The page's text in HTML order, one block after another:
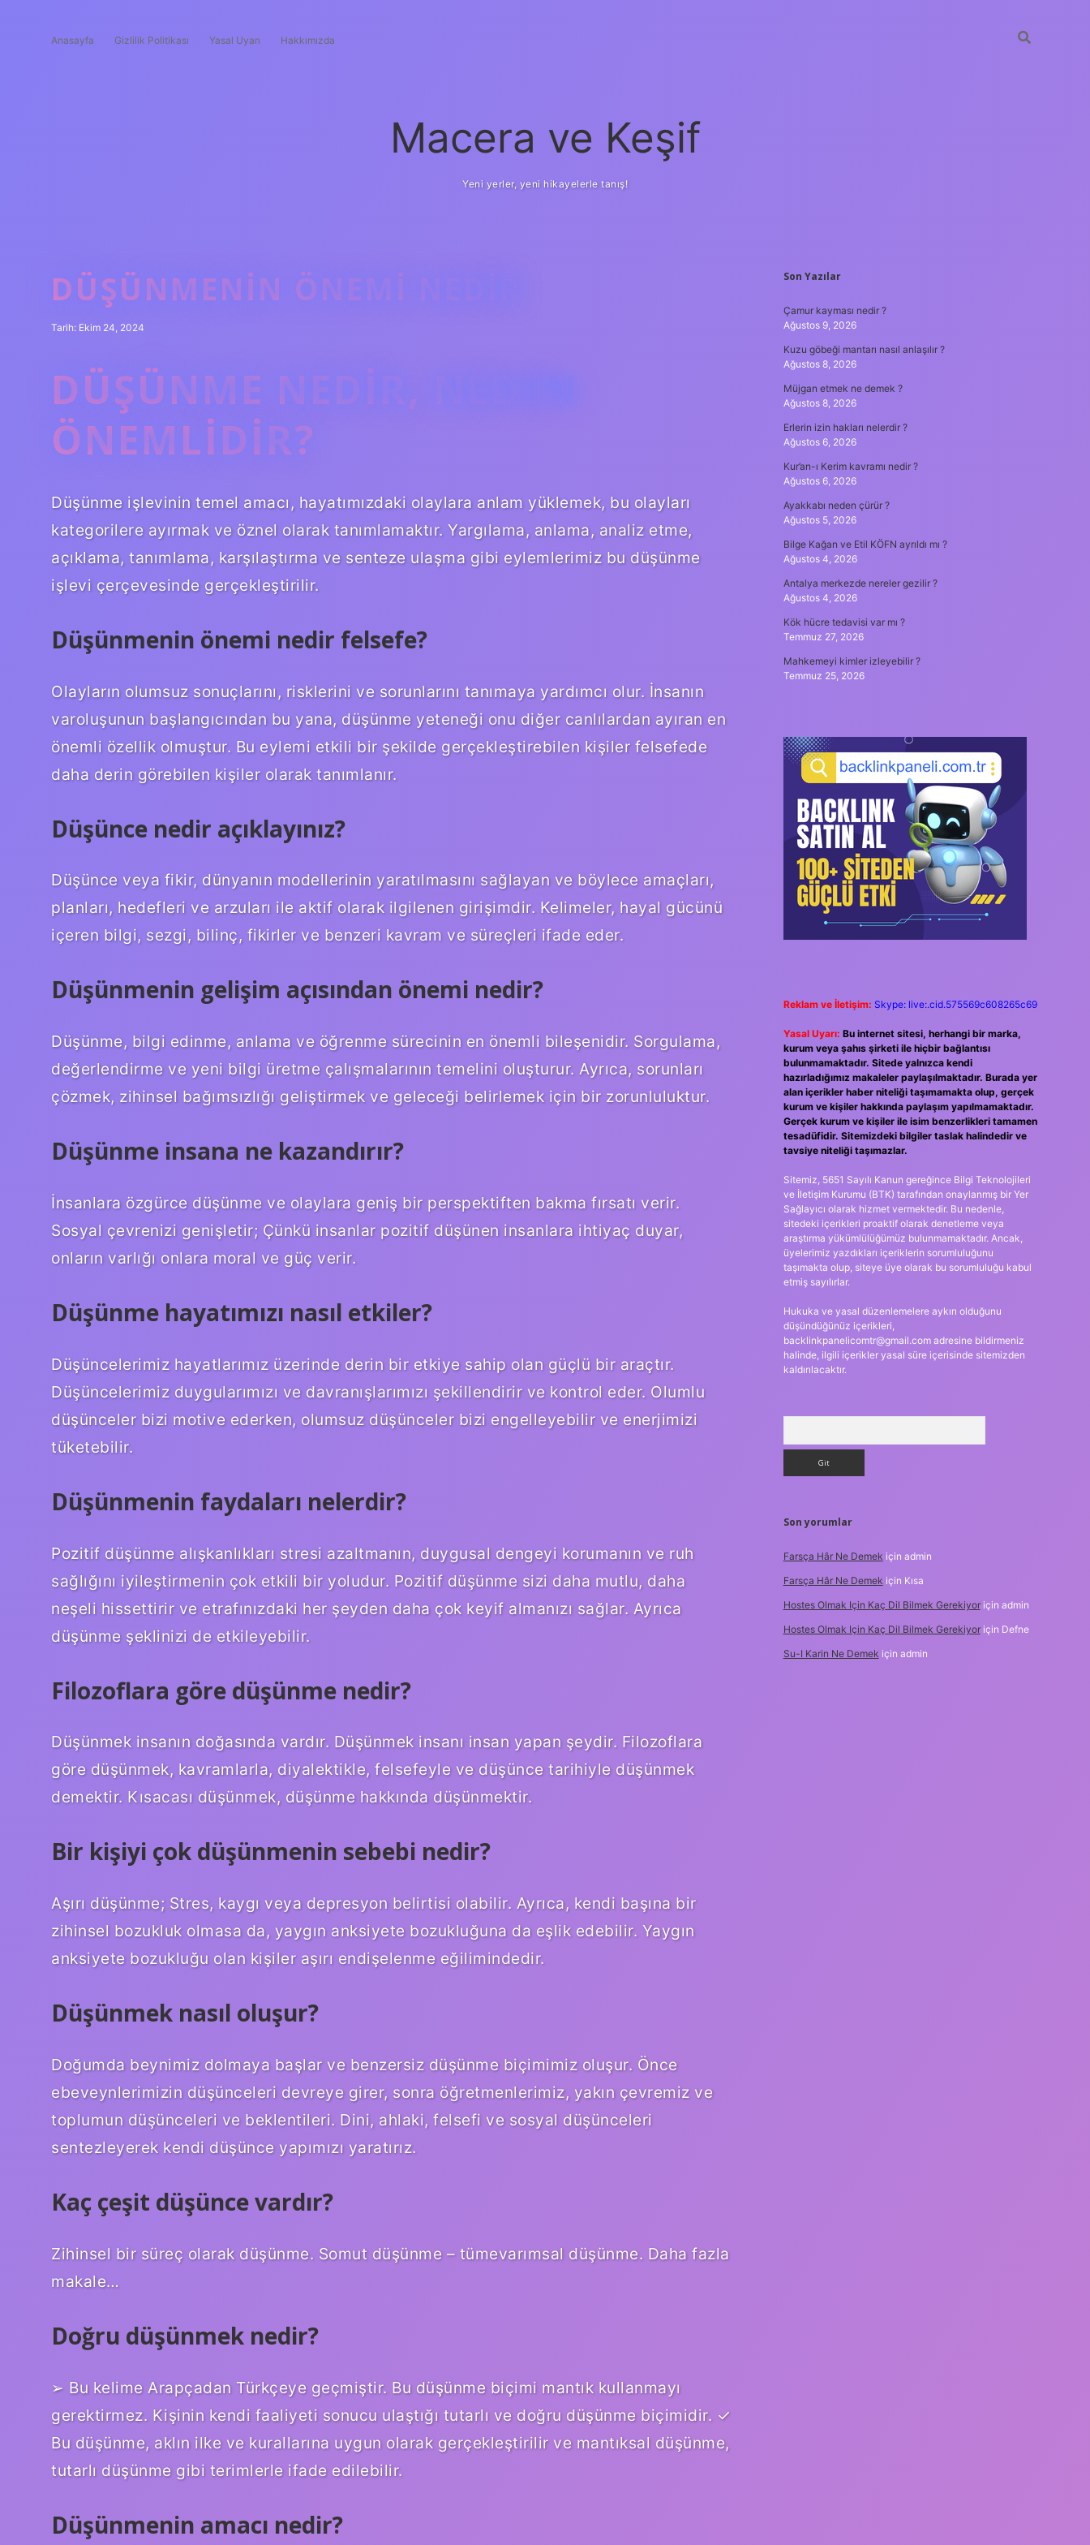
Anasayfa Gizlilik Politikası Yasal Uyarı Hakkımızda
Macera ve Keşif
Yeni yerler, yeni hikayelerle tanış!
DÜŞÜNMENIN ÖNEMI NEDIR
Tarih: Ekim 24, 2024
DÜŞÜNME NEDIR, NEDEN
ÖNEMLIDIR?
Düşünme işlevinin temel amacı, hayatımızdaki olaylara anlam yüklemek, bu olayları
kategorilere ayırmak ve öznel olarak tanımlamaktır. Yargılama, anlama, analiz etme,
açıklama, tanımlama, karşılaştırma ve senteze ulaşma gibi eylemlerimiz bu düşünme
işlevi çerçevesinde gerçekleştirilir.
Düşünmenin önemi nedir felsefe?
Olayların olumsuz sonuçlarını, risklerini ve sorunlarını tanımaya yardımcı olur. İnsanın
varoluşunun başlangıcından bu yana, düşünme yeteneği onu diğer canlılardan ayıran en
önemli özellik olmuştur. Bu eylemi etkili bir şekilde gerçekleştirebilen kişiler felsefede
daha derin görebilen kişiler olarak tanımlanır.
Düşünce nedir açıklayınız?
Düşünce veya fikir, dünyanın modellerinin yaratılmasını sağlayan ve böylece amaçları,
planları, hedefleri ve arzuları ile aktif olarak ilgilenen girişimdir. Kelimeler, hayal gücünü
içeren bilgi, sezgi, bilinç, fikirler ve benzeri kavram ve süreçleri ifade eder.
Düşünmenin gelişim açısından önemi nedir?
Düşünme, bilgi edinme, anlama ve öğrenme sürecinin en önemli bileşenidir. Sorgulama,
değerlendirme ve yeni bilgi üretme çalışmalarının temelini oluşturur. Ayrıca, sorunları
çözmek, zihinsel bağımsızlığı geliştirmek ve geleceği belirlemek için bir zorunluluktur.
Düşünme insana ne kazandırır?
İnsanlara özgürce düşünme ve olaylara geniş bir perspektiften bakma fırsatı verir.
Sosyal çevrenizi genişletir; Çünkü insanlar pozitif düşünen insanlara ihtiyaç duyar,
onların varlığı onlara moral ve güç verir.
Düşünme hayatımızı nasıl etkiler?
Düşüncelerimiz hayatlarımız üzerinde derin bir etkiye sahip olan güçlü bir araçtır.
Düşüncelerimiz duygularımızı ve davranışlarımızı şekillendirir ve kontrol eder. Olumlu
düşünceler bizi motive ederken, olumsuz düşünceler bizi engelleyebilir ve enerjimizi
tüketebilir.
Düşünmenin faydaları nelerdir?
Pozitif düşünme alışkanlıkları stresi azaltmanın, duygusal dengeyi korumanın ve ruh
sağlığını iyileştirmenin çok etkili bir yoludur. Pozitif düşünme sizi daha mutlu, daha
neşeli hissettirir ve etrafınızdaki her şeyden daha çok keyif almanızı sağlar. Ayrıca
düşünme şeklinizi de etkileyebilir.
Filozoflara göre düşünme nedir?
Düşünmek insanın doğasında vardır. Düşünmek insanı insan yapan şeydir. Filozoflara
göre düşünmek, kavramlarla, diyalektikle, felsefeyle ve düşünce tarihiyle düşünmek
demektir. Kısacası düşünmek, düşünme hakkında düşünmektir.
Bir kişiyi çok düşünmenin sebebi nedir?
Aşırı düşünme; Stres, kaygı veya depresyon belirtisi olabilir. Ayrıca, kendi başına bir
zihinsel bozukluk olmasa da, yaygın anksiyete bozukluğuna da eşlik edebilir. Yaygın
anksiyete bozukluğu olan kişiler aşırı endişelenme eğilimindedir.
Düşünmek nasıl oluşur?
Doğumda beynimiz dolmaya başlar ve benzersiz düşünme biçimimiz oluşur. Önce
ebeveynlerimizin düşünceleri devreye girer, sonra öğretmenlerimiz, yakın çevremiz ve
toplumun düşünceleri ve beklentileri. Dini, ahlaki, felsefi ve sosyal düşünceleri
sentezleyerek kendi düşünce yapımızı yaratırız.
Kaç çeşit düşünce vardır?
Zihinsel bir süreç olarak düşünme. Somut düşünme – tümevarımsal düşünme. Daha fazla
makale…
Doğru düşünmek nedir?
➢ Bu kelime Arapçadan Türkçeye geçmiştir. Bu düşünme biçimi mantık kullanmayı
gerektirmez. Kişinin kendi faaliyeti sonucu ulaştığı tutarlı ve doğru düşünme biçimidir. ✓
Bu düşünme, aklın ilke ve kurallarına uygun olarak gerçekleştirilir ve mantıksal düşünme,
tutarlı düşünme gibi terimlerle ifade edilebilir.
Düşünmenin amacı nedir?
SIDEBAR
Son Yazılar
Çamur kayması nedir ?
Ağustos 9, 2026
Kuzu göbeği mantarı nasıl anlaşılır ?
Ağustos 8, 2026
Müjgan etmek ne demek ?
Ağustos 8, 2026
Erlerin izin hakları nelerdir ?
Ağustos 6, 2026
Kur’an-ı Kerim kavramı nedir ?
Ağustos 6, 2026
Ayakkabı neden çürür ?
Ağustos 5, 2026
Bilge Kağan ve Etil KÖFN ayrıldı mı ?
Ağustos 4, 2026
Antalya merkezde nereler gezilir ?
Ağustos 4, 2026
Kök hücre tedavisi var mı ?
Temmuz 27, 2026
Mahkemeyi kimler izleyebilir ?
Temmuz 25, 2026
Reklam ve İletişim: Skype: live:.cid.575569c608265c69
Yasal Uyarı: Bu internet sitesi, herhangi bir marka,
kurum veya şahıs şirketi ile hiçbir bağlantısı
bulunmamaktadır. Sitede yalnızca kendi
hazırladığımız makaleler paylaşılmaktadır. Burada yer
alan içerikler haber niteliği taşımamakta olup, gerçek
kurum ve kişiler hakkında paylaşım yapılmamaktadır.
Gerçek kurum ve kişiler ile isim benzerlikleri tamamen
tesadüfidir. Sitemizdeki bilgiler taslak halindedir ve
tavsiye niteliği taşımazlar.
Sitemiz, 5651 Sayılı Kanun gereğince Bilgi Teknolojileri
ve İletişim Kurumu (BTK) tarafından onaylanmış bir Yer
Sağlayıcı olarak hizmet vermektedir. Bu nedenle,
sitedeki içerikleri proaktif olarak denetleme veya
araştırma yükümlülüğümüz bulunmamaktadır. Ancak,
üyelerimiz yazdıkları içeriklerin sorumluluğunu
taşımakta olup, siteye üye olarak bu sorumluluğu kabul
etmiş sayılırlar.
Hukuka ve yasal düzenlemelere aykırı olduğunu
düşündüğünüz içerikleri,
backlinkpanelicomtr@gmail.comadresine bildirmeniz
halinde, ilgili içerikler yasal süre içerisinde sitemizden
kaldırılacaktır.
Son yorumlar
Farsça Hâr Ne Demek için admin
Farsça Hâr Ne Demek için Kısa
Hostes Olmak Için Kaç Dil Bilmek Gerekiyoriçin admin
Hostes Olmak Için Kaç Dil Bilmek Gerekiyoriçin Defne
Su-I Karin Ne Demek için admin
ilbet casinoilbet yeni giriş